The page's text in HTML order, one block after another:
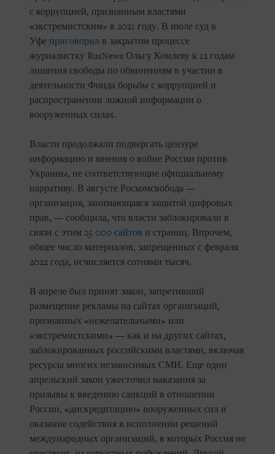
с коррупцией, признанным властями
«экстремистским» в 2021 году. В июле суд в
Уфе приговорил в закрытом процессе
журналистку RusNews Ольгу Комлеву к 12 годам
лишения свободы по обвинениям в участии в
деятельности Фонда борьбы с коррупцией и
распространении ложной информации о
вооруженных силах.
Власти продолжали подвергать цензуре
информацию и мнения о войне России против
Украины, не соответствующие официальному
нарративу. В августе Роскомсвобода —
организация, занимающаяся защитой цифровых
прав, — сообщила, что власти заблокировали в
связи с этим 25 000 сайтов и страниц. Впрочем,
общее число материалов, запрещенных с февраля
2022 года, исчисляется сотнями тысяч.
В апреле был принят закон, запретивший
размещение рекламы на сайтах организаций,
признанных «нежелательными» или
«экстремистскими» — как и на других сайтах,
заблокированных российскими властями, включая
ресурсы многих независимых СМИ. Еще один
апрельский закон ужесточил наказания за
призывы к введению санкций в отношении
России, «дискредитацию» вооруженных сил и
оказание содействия в исполнении решений
международных организаций, в которых Россия не